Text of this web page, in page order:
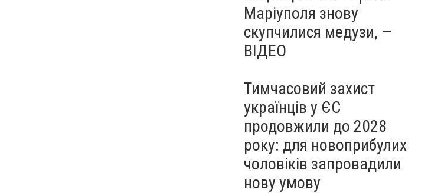
Маріуполя знову
скупчилися медузи, —
ВІДЕО
Тимчасовий захист
українців у ЄС
продовжили до 2028
року: для новоприбулих
чоловіків запровадили
нову умову